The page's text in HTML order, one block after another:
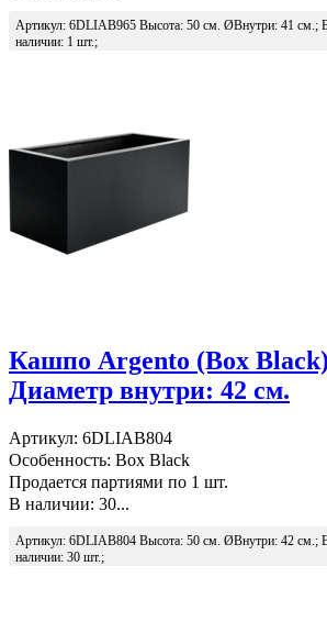
Артикул: 6DLIAB965 Высота: 50 см. ØВнутри: 41 см.;
наличии: 1 шт.;
Кашпо Argento (Box
Диаметр внутри: 42 см.
Артикул: 6DLIAB804
Особенность: Box Black
Продается партиями по 1 шт.
В наличии: 30...
Артикул: 6DLIAB804 Высота: 50 см. ØВнутри: 42 см.;
наличии: 30 шт.;